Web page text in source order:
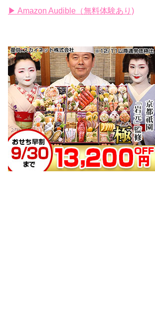
▶ Amazon Audible（無料体験あり)